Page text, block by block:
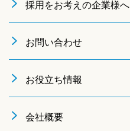
採用をお考えの企業様へ
お問い合わせ
お役立ち情報
会社概要